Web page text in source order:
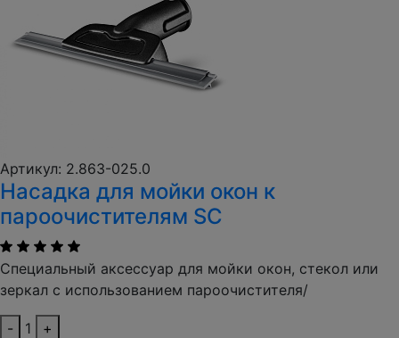
Артикул: 2.863-025.0
Насадка для мойки окон к
пароочистителям SC
Специальный аксессуар для мойки окон, стекол или
зеркал с использованием пароочистителя/
- 1
+